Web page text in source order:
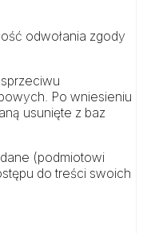
odwołania zgody
Po wniesieniu
usunięte z baz
(podmiotowi
do treści swoich